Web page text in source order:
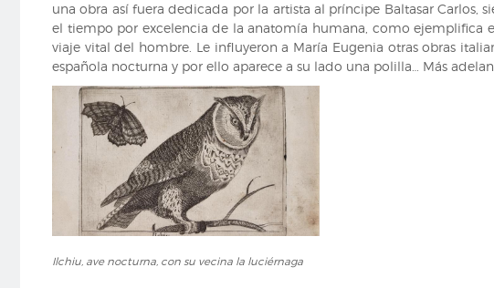
una obra así fuera dedicada por la artista al príncipe Baltasar Carlos,
el tiempo por excelencia de la anatomía humana, como ejemplifica
viaje vital del hombre. Le influyeron a María Eugenia otras obras
española nocturna y por ello aparece a su lado una polilla… Más
ave
Ilchiu, ave nocturna, con su vecina la luciérnaga